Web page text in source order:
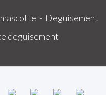
- Deguisement
deguisement